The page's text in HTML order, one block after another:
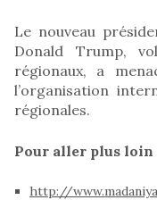
Le nouveau
Donald Trump,
régionaux, a
l’organisation
régionales.
Pour aller plus loin
http://